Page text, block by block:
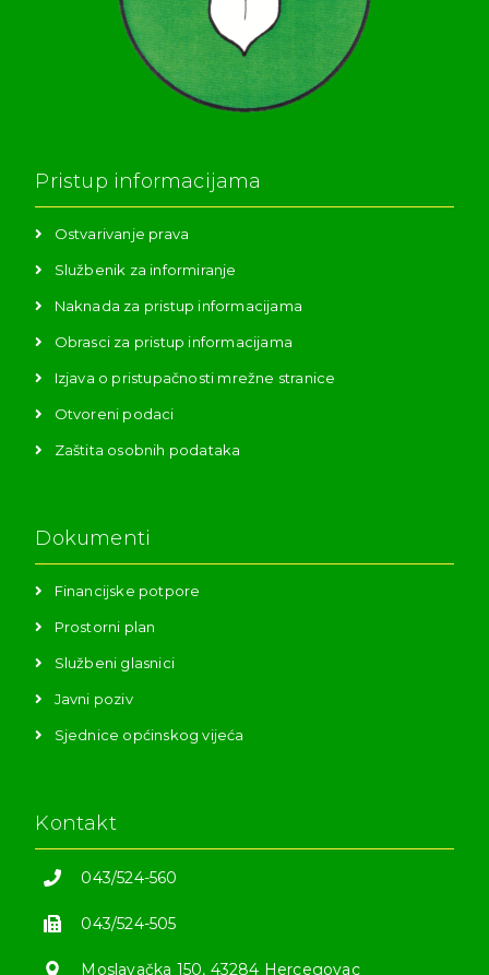
Pristup informacijama
Ostvarivanje prava
Službenik za informiranje
Naknada za pristup informacijama
Obrasci za pristup informacijama
Izjava o pristupačnosti mrežne stranice
Otvoreni podaci
Zaštita osobnih podataka
Dokumenti
Financijske potpore
Prostorni plan
Službeni glasnici
Javni poziv
Sjednice općinskog vijeća
Kontakt
043/524-560
043/524-505
Moslavačka 150, 43284 Hercegovac